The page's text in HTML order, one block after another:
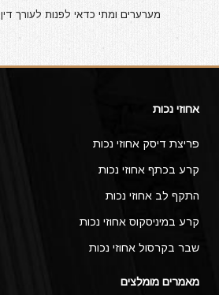
מערערים ומתי כדאי לפנות לעורך דין
אחוזי נכות
פריצת דיסק אחוזי נכות
קרע בכתף אחוזי נכות
התקף לב אחוזי נכות
קרע במיניסקוס אחוזי נכות
שבר בקרסול אחוזי נכות
מאמרים מומלצים